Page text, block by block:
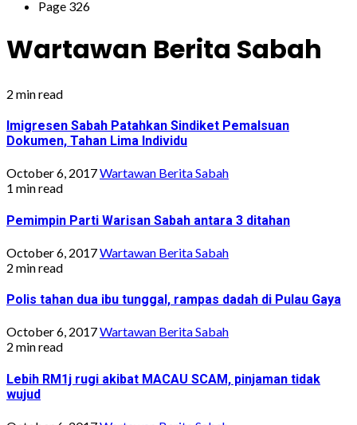
Page 326
Wartawan Berita Sabah
2 min read
Imigresen Sabah Patahkan Sindiket Pemalsuan
Dokumen, Tahan Lima Individu
October 6, 2017Wartawan Berita Sabah
1 min read
Pemimpin Parti Warisan Sabah antara 3 ditahan
October 6, 2017Wartawan Berita Sabah
2 min read
Polis tahan dua ibu tunggal, rampas dadah di Pulau Gaya
October 6, 2017Wartawan Berita Sabah
2 min read
Lebih RM1j rugi akibat MACAU SCAM, pinjaman tidak
wujud